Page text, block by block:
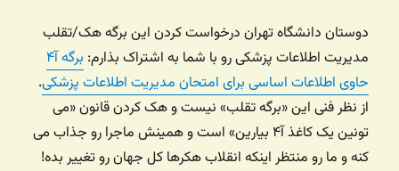
دوستان دانشگاه تهران درخواست کردن این برگه هک/تقلب
مدیریت اطلاعات پزشکی رو با شما به اشتراک بذارم:
برگه آ۴
حاوی اطلاعات اساسی برای امتحان مدیریت اطلاعات پزشکی.
از نظر فنی این «برگه تقلب» نیست و هک کردن قانون «می
تونین یک کاغذ آ۴ بیارین» است و همینش ماجرا رو جذاب می
کنه و ما رو منتظر اینکه انقلاب هکرها کل جهان رو تغییر بده!